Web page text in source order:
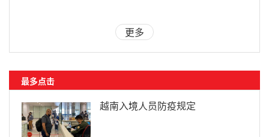
更多
最多点击
越南入境人员防疫规定